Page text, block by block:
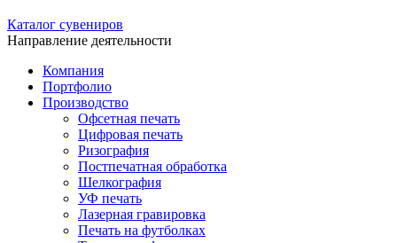
Каталог сувениров
Направление деятельности
Компания
Портфолио
Производство
Офсетная печать
Цифровая печать
Ризография
Постпечатная обработка
Шелкография
УФ печать
Лазерная гравировка
Печать на футболках